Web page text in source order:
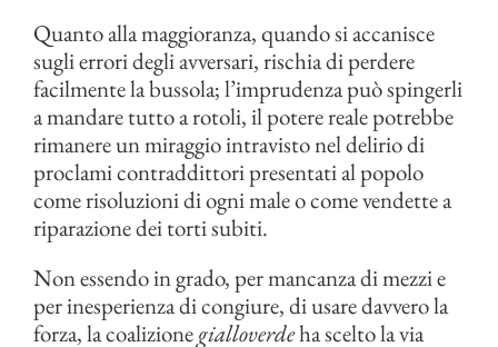
Quanto alla maggioranza, quando si accanisce
sugli errori degli avversari, rischia di perdere
facilmente la bussola; l’imprudenza può spingerli
a mandare tutto a rotoli, il potere reale potrebbe
rimanere un miraggio intravisto nel delirio di
proclami contraddittori presentati al popolo
come risoluzioni di ogni male o come vendette a
riparazione dei torti subiti.
Non essendo in grado, per mancanza di mezzi e
per inesperienza di congiure, di usare davvero la
forza, la coalizionegialloverdeha scelto la via